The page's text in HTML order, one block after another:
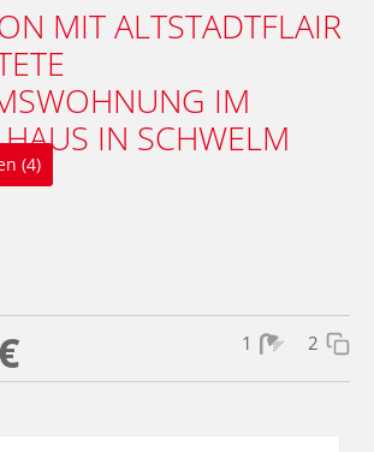
MIT ALTSTADTFLAIR
IM
IN SCHWELM
(4)
2
1